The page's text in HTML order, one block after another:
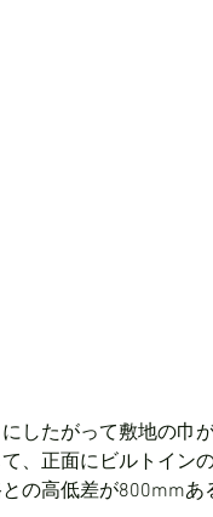
したがって敷地の巾
、正面にビルトイン
の高低差が800mmあ